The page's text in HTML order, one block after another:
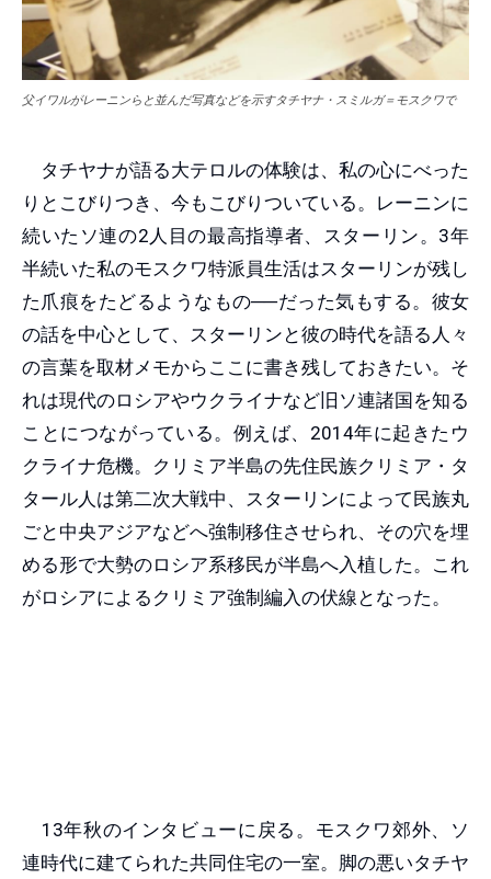
父イワルがレーニンらと並んだ写真などを示すタチヤナ・スミルガ＝モスクワで
タチヤナが語る大テロルの体験は、私の心にべった
りとこびりつき、今もこびりついている。レーニンに
続いたソ連の2人目の最高指導者、スターリン。3年
半続いた私のモスクワ特派員生活はスターリンが残し
た爪痕をたどるようなもの──だった気もする。彼女
の話を中心として、スターリンと彼の時代を語る人々
の言葉を取材メモからここに書き残しておきたい。そ
れは現代のロシアやウクライナなど旧ソ連諸国を知る
ことにつながっている。例えば、2014年に起きたウ
クライナ危機。クリミア半島の先住民族クリミア・タ
タール人は第二次大戦中、スターリンによって民族丸
ごと中央アジアなどへ強制移住させられ、その穴を埋
める形で大勢のロシア系移民が半島へ入植した。これ
がロシアによるクリミア強制編入の伏線となった。
13年秋のインタビューに戻る。モスクワ郊外、ソ
連時代に建てられた共同住宅の一室。脚の悪いタチヤ